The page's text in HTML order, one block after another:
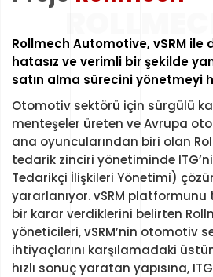
HADİ
Rollmech Automotive, vSRM ile
hatasız ve verimli bir şekilde
satın alma sürecini yönetmeyi
Otomotiv sektörü için sürgülü
menteşeler üreten ve Avrupa
ana oyuncularından biri olan
tedarik zinciri yönetiminde
Tedarikçi İlişkileri Yönetimi)
yararlanıyor. vSRM
bir karar verdiklerini belirten
yöneticileri, vSRM’nin otomotiv
ihtiyaçlarını karşılamadaki
hızlı sonuç yaratan yapısına,